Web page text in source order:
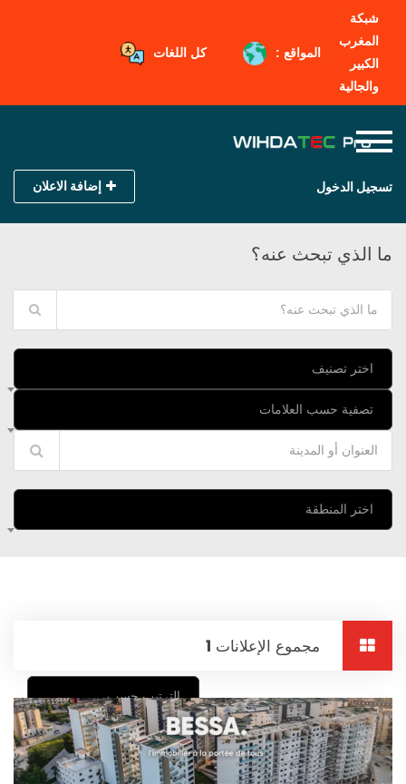
شبكة
المغرب
الكبير
والجالية
المواقع : كل اللغات
تسجيل الدخول إضافة الاعلان
ما الذي تبحث عنه؟
اختر تصنيف
تصفية حسب العلامات
اختر المنطقة
مجموع الإعلانات 1
الترتيب حسب